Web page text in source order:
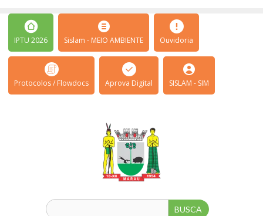
IPTU 2026 Sislam - MEIO AMBIENTE Ouvidoria
Protocolos / Flowdocs Aprova Digital SISLAM - SIM